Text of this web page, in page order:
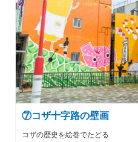
⑦コザ十字路の壁画
コザの歴史を絵巻でたどる